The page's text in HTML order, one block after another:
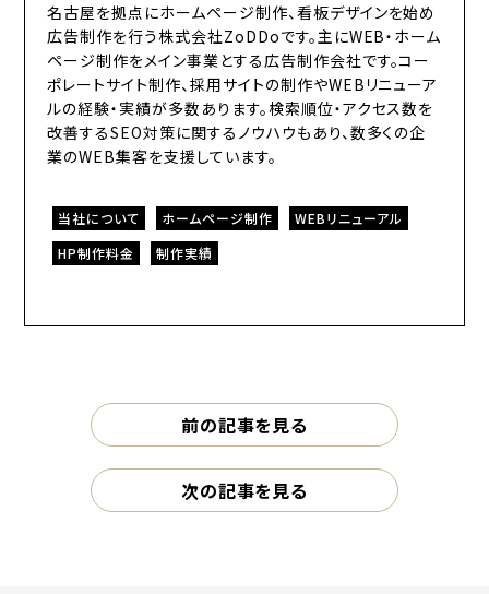
名古屋を拠点にホームページ制作、看板デザインを始め
広告制作を行う株式会社ZoDDoです。主にWEB・ホーム
ページ制作をメイン事業とする広告制作会社です。コー
ポレートサイト制作、採用サイトの制作やWEBリニューア
ルの経験・実績が多数あります。検索順位・アクセス数を
改善するSEO対策に関するノウハウもあり、数多くの企
業のWEB集客を支援しています。
当社について ホームページ制作
WEBリニューアル
HP制作料金
制作実績
前の記事を見る
次の記事を見る